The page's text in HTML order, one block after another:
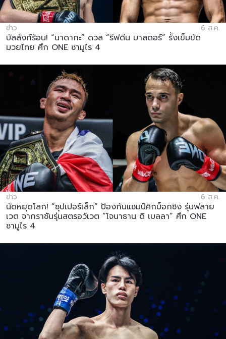
ข่าว 6 ส.ค.
บัลลังก์ร้อน! “นาดากะ” ดวล “รีฟดีน มาสดอร์” รั้งเข็มขัด
มวยไทย ศึก ONE ซามูไร 4
ข่าว 6 ส.ค.
นัดหยุดโลก! “ซุปเปอร์เล็ก” ป้องกันแชมป์คิกบ็อกซิง รุ่นฟลาย
เวต จากราชันรุ่นสตรอว์เวต “โจนาธาน ดิ เบลลา” ศึก ONE
ซามูไร 4